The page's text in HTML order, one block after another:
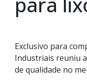
Exclusivo para
Industriais reuniu
de qualidade no